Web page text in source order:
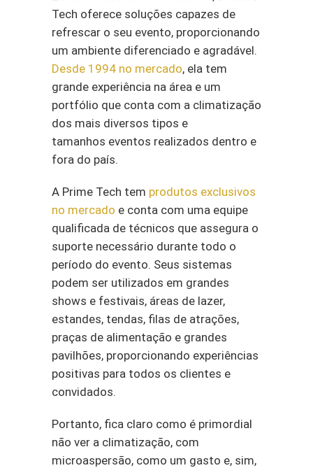
Tech oferece soluções capazes de
refrescar o seu evento, proporcionando
um ambiente diferenciado e agradável.
Desde 1994 no mercado, ela tem
grande experiência na área e um
portfólio que conta com a climatização
dos mais diversos tipos e
tamanhos eventos realizados dentro e
fora do país.
A Prime Tech tem produtos exclusivos
no mercado e conta com uma equipe
qualificada de técnicos que assegura o
suporte necessário durante todo o
período do evento. Seus sistemas
podem ser utilizados em grandes
shows e festivais, áreas de lazer,
estandes, tendas, filas de atrações,
praças de alimentação e grandes
pavilhões, proporcionando experiências
positivas para todos os clientes e
convidados.
Portanto, fica claro como é primordial
não ver a climatização, com
microaspersão, como um gasto e, sim,